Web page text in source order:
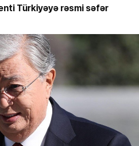
Türkiyəyə rəsmi səfər